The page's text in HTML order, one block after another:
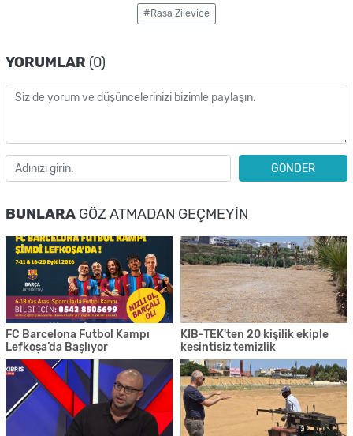
#Rasa Zilevice
YORUMLAR (0)
GÖNDER
BUNLARA GÖZ ATMADAN GEÇMEYIN
FC Barcelona Futbol Kampı
Lefkoşa’da Başlıyor
KIB-TEK'ten 20 kişilik ekiple
kesintisiz temizlik